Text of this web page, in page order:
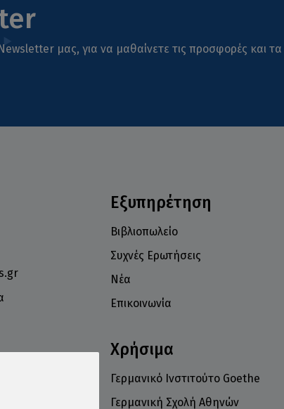
μας, για να μαθαίνετε τις προσφορές και
Εξυπηρέτηση
Βιβλιοπωλείο
Συχνές Ερωτήσεις
Νέα
Επικοινωνία
Χρήσιμα
Γερμανικό Ινστιτούτο Goethe
Γερμανική Σχολή Αθηνών